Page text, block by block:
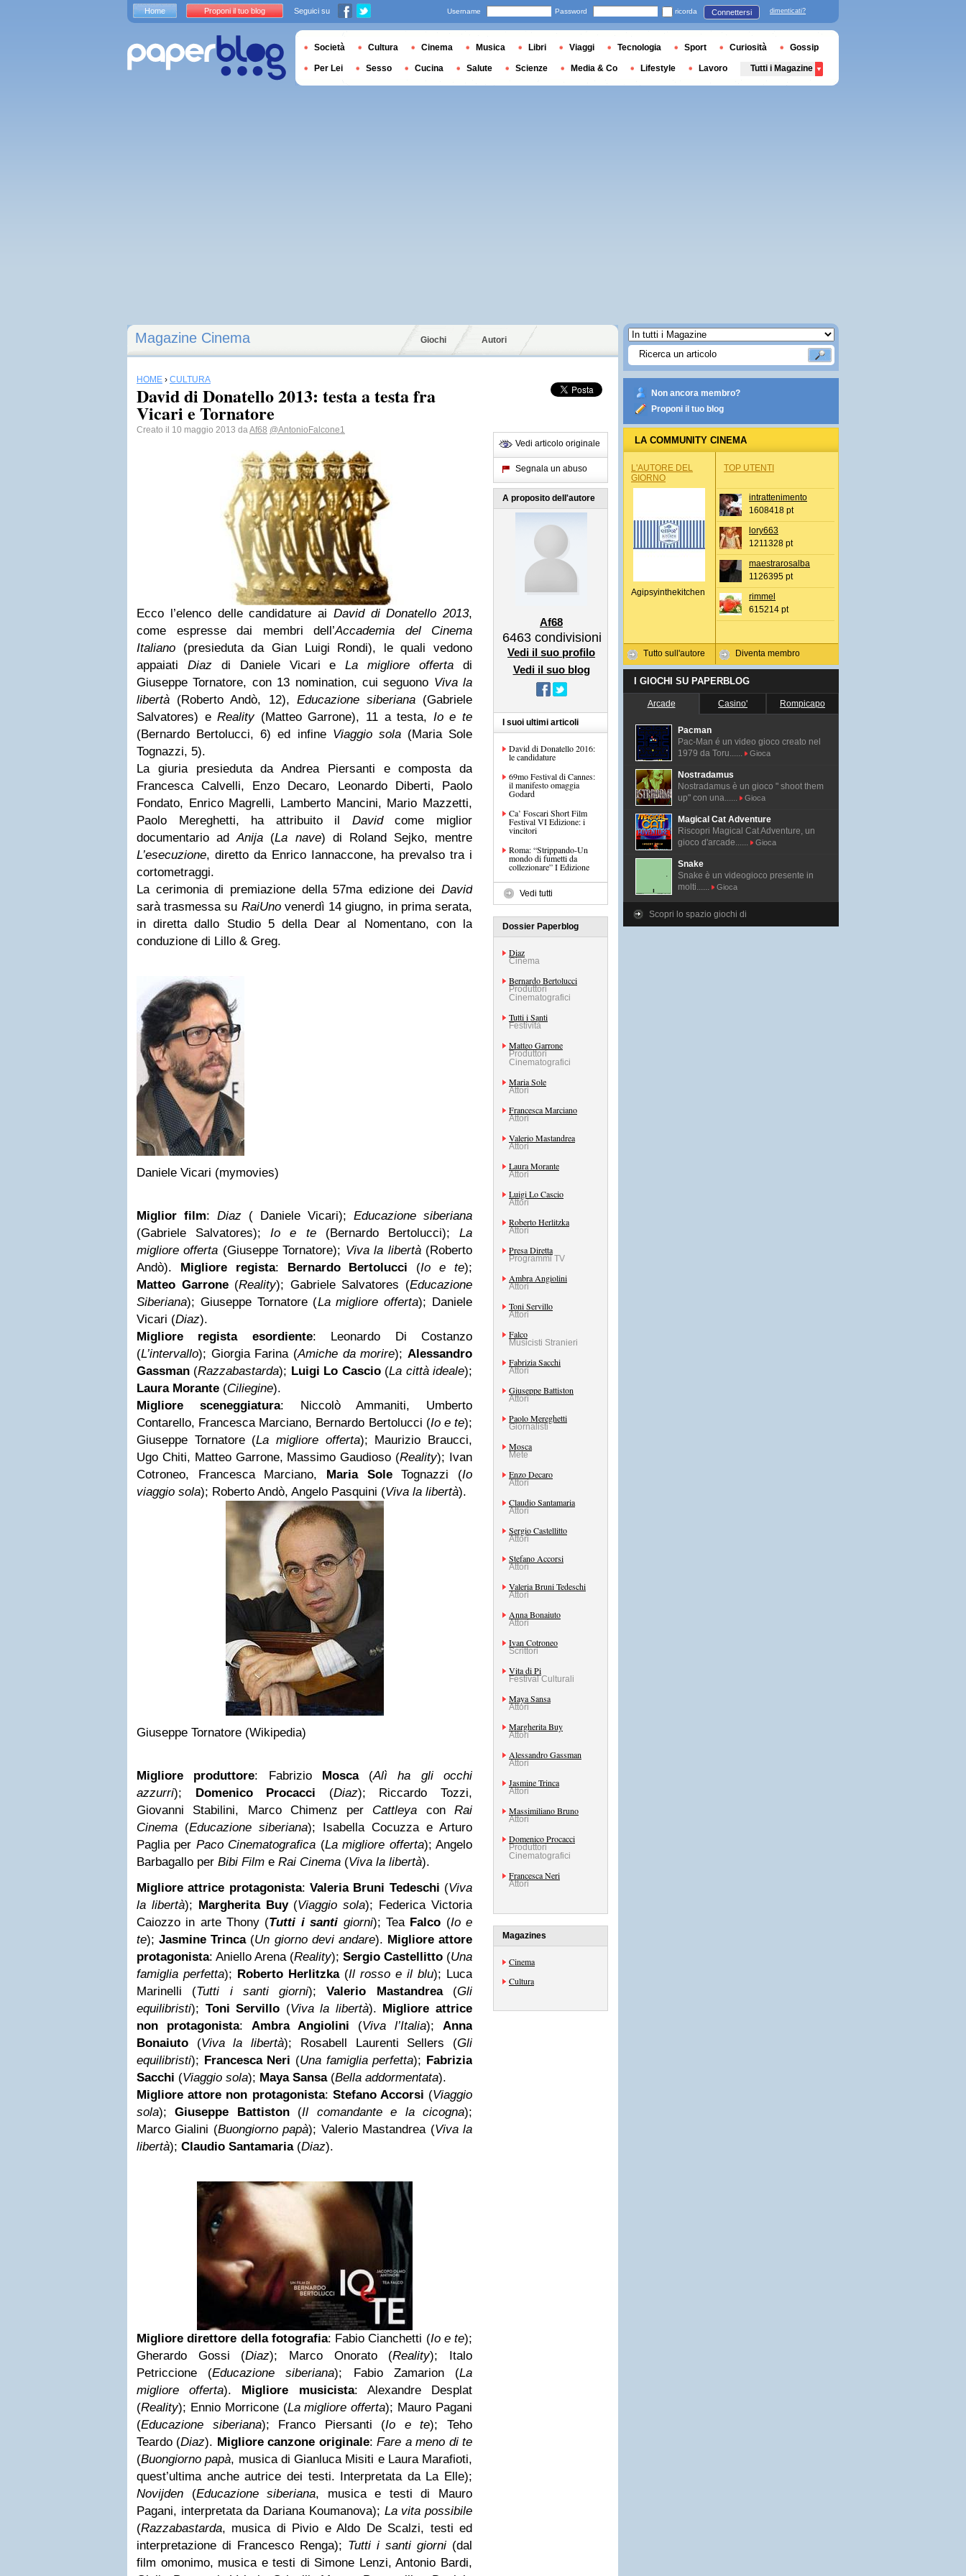
Magazine Cinema Giochi Autori
HOME › CULTURA
David di Donatello 2013: testa a testa fra
Vicari e Tornatore
Creato il 10 maggio 2013 daAf68 @AntonioFalcone1
Ecco l’elenco delle candidature ai David di Donatello 2013,
come espresse dai membri dell’Accademia del Cinema
Italiano (presieduta da Gian Luigi Rondi), le quali vedono
appaiati Diazdi Daniele Vicari eLa migliore offerta di
Giuseppe Tornatore, con 13 nomination, cui seguono Viva la
libertà (Roberto Andò, 12), Educazione siberiana(Gabriele
Salvatores) eReality(Matteo Garrone), 11 a testa, Io e te
(Bernardo Bertolucci, 6) ed infine Viaggio sola(Maria Sole
Tognazzi, 5).
La giuria presieduta da Andrea Piersanti e composta da
Francesca Calvelli, Enzo Decaro, Leonardo Diberti, Paolo
Fondato, Enrico Magrelli, Lamberto Mancini, Mario Mazzetti,
Paolo Mereghetti, ha attribuito il Davidcome miglior
documentario adAnija (La nave) di Roland Sejko, mentre
L’esecuzione, diretto da Enrico Iannaccone, ha prevalso tra i
cortometraggi.
La cerimonia di premiazione della 57ma edizione dei David
sarà trasmessa su RaiUnovenerdì 14 giugno, in prima serata,
in diretta dallo Studio 5 della Dear al Nomentano, con la
conduzione di Lillo & Greg.
Daniele Vicari (mymovies)
Miglior film: Diaz ( Daniele Vicari); Educazione siberiana
(Gabriele Salvatores);Io e te(Bernardo Bertolucci);La
migliore offerta (Giuseppe Tornatore); Viva la libertà(Roberto
Andò). Migliore regista: Bernardo Bertolucci (Io e te);
Matteo Garrone(Reality); Gabriele Salvatores (Educazione
Siberiana); Giuseppe Tornatore (La migliore offerta); Daniele
Vicari (Diaz).
Migliore regista esordiente: Leonardo Di Costanzo
(L’intervallo); Giorgia Farina (Amiche da morire);Alessandro
Gassman (Razzabastarda); Luigi Lo Cascio(La città ideale);
Laura Morante (Ciliegine).
Migliore sceneggiatura: Niccolò Ammaniti, Umberto
Contarello, Francesca Marciano, Bernardo Bertolucci (Io e te);
Giuseppe Tornatore (La migliore offerta); Maurizio Braucci,
Ugo Chiti, Matteo Garrone, Massimo Gaudioso (Reality); Ivan
Cotroneo, Francesca Marciano, Maria SoleTognazzi (Io
viaggio sola); Roberto Andò, Angelo Pasquini (Viva la libertà).
Giuseppe Tornatore (Wikipedia)
Migliore produttore: Fabrizio Mosca(Alì ha gli occhi
azzurri); Domenico Procacci (Diaz); Riccardo Tozzi,
Giovanni Stabilini, Marco Chimenz per Cattleya conRai
Cinema (Educazione siberiana); Isabella Cocuzza e Arturo
Paglia per Paco Cinematografica (La migliore offerta); Angelo
Barbagallo per Bibi Film e Rai Cinema (Viva la libertà).
Migliore attrice protagonista:Valeria Bruni Tedeschi (Viva
la libertà); Margherita Buy(Viaggio sola); Federica Victoria
Caiozzo in arte Thony (Tutti i santi giorni); Tea Falco (Io e
te);Jasmine Trinca(Un giorno devi andare). Migliore attore
protagonista: Aniello Arena (Reality); Sergio Castellitto (Una
famiglia perfetta); Roberto Herlitzka(Il rosso e il blu); Luca
Marinelli (Tutti i santi giorni);Valerio Mastandrea(Gli
equilibristi); Toni Servillo (Viva la libertà). Migliore attrice
non protagonista: Ambra Angiolini (Viva l’Italia); Anna
Bonaiuto (Viva la libertà); Rosabell Laurenti Sellers (Gli
equilibristi); Francesca Neri (Una famiglia perfetta); Fabrizia
Sacchi (Viaggio sola); Maya Sansa(Bella addormentata).
Migliore attore non protagonista: Stefano Accorsi (Viaggio
sola);Giuseppe Battiston(Il comandante e la cicogna);
Marco Gialini (Buongiorno papà); Valerio Mastandrea (Viva la
libertà); Claudio Santamaria(Diaz).
Migliore direttore della fotografia: Fabio Cianchetti (Io e te);
Gherardo Gossi (Diaz); Marco Onorato (Reality); Italo
Petriccione (Educazione siberiana); Fabio Zamarion (La
migliore offerta). Migliore musicista: Alexandre Desplat
(Reality); Ennio Morricone (La migliore offerta); Mauro Pagani
(Educazione siberiana); Franco Piersanti (Io e te); Teho
Teardo (Diaz). Migliore canzone originale:Fare a meno di te
(Buongiorno papà, musica di Gianluca Misiti e Laura Marafioti,
quest’ultima anche autrice dei testi. Interpretata da La Elle);
Novijden (Educazione siberiana, musica e testi di Mauro
Pagani, interpretata da Dariana Koumanova); La vita possibile
(Razzabastarda, musica di Pivio e Aldo De Scalzi, testi ed
interpretazione di Francesco Renga); Tutti i santi giorni (dal
film omonimo, musica e testi di Simone Lenzi, Antonio Bardi,
Vedi articolo originale
Segnala un abuso
A proposito dell'autore
Af68
6463 condivisioni
Vedi il suo profilo
Vedi il suo blog
I suoi ultimi articoli
David di Donatello 2016:
le candidature
69mo Festival di Cannes:
il manifesto omaggia
Godard
Ca’ Foscari Short Film
Festival VI Edizione: i
vincitori
Roma: “Strippando-Un
mondo di fumetti da
collezionare” I Edizione
Vedi tutti
Dossier Paperblog
Diaz
Cinema
Bernardo Bertolucci
Produttori
Cinematografici
Tutti i Santi
Festività
Matteo Garrone
Produttori
Cinematografici
Maria Sole
Attori
Francesca Marciano
Attori
Valerio Mastandrea
Attori
Laura Morante
Attori
Luigi Lo Cascio
Attori
Roberto Herlitzka
Attori
Presa Diretta
Programmi TV
Ambra Angiolini
Attori
Toni Servillo
Attori
Falco
Musicisti Stranieri
Fabrizia Sacchi
Attori
Giuseppe Battiston
Attori
Paolo Mereghetti
Giornalisti
Mosca
Mete
Enzo Decaro
Attori
Claudio Santamaria
Attori
Sergio Castellitto
Attori
Stefano Accorsi
Attori
Valeria Bruni Tedeschi
Attori
Anna Bonaiuto
Attori
Ivan Cotroneo
Scrittori
Vita di Pi
Festival Culturali
Maya Sansa
Attori
Margherita Buy
Attori
Alessandro Gassman
Attori
Jasmine Trinca
Attori
Massimiliano Bruno
Attori
Domenico Procacci
Produttori
Cinematografici
Francesca Neri
Attori
Magazines
Cinema
Cultura
Non ancora membro?
Proponi il tuo blog
LA COMMUNITY CINEMA
L'AUTORE DEL
GIORNO
Agipsyinthekitchen
Tutto sull'autore
TOP UTENTI
intrattenimento
1608418 pt
lory663
1211328 pt
maestrarosalba
1126395 pt
rimmel
615214 pt
Diventa membro
I GIOCHI SU PAPERBLOG
Arcade Casino' Rompicapo
Pacman
Pac-Man é un video gioco creato nel
1979 da Toru......
Gioca
Nostradamus
Nostradamus è un gioco " shoot them
up" con una......
Gioca
Magical Cat Adventure
Riscopri Magical Cat Adventure, un
gioco d'arcade......
Gioca
Snake
Snake è un videogioco presente in
molti......
Gioca
Scopri lo spazio giochi di
Home Proponi il tuo blog Seguici su Username Password ricorda Connettersi dimenticati?
Società Cultura Cinema Musica Libri Viaggi Tecnologia Sport Curiosità Gossip
Per Lei Sesso Cucina Salute Scienze Media & Co Lifestyle Lavoro Tutti i Magazine